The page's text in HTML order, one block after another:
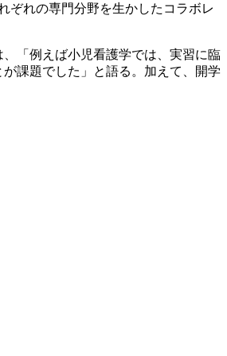
ぞれの専門分野を生かしたコラボレ
「例えば小児看護学では、実習に臨
課題でした」と語る。加えて、開学